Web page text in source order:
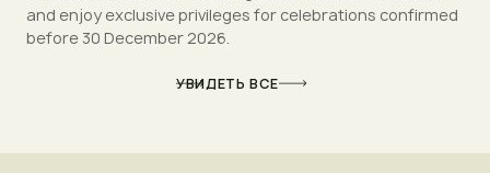
УВИДЕТЬ ВСЕ
and enjoy exclusive privileges for celebrations confirmed
before 30 December 2026.